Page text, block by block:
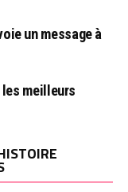
un message à
les meilleurs